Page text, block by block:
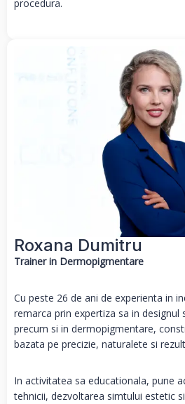
procedura.
Roxana Dumitru​
Trainer in Dermopigmentare
Cu peste 26 de ani de experienta in
remarca prin expertiza sa in designul
precum si in dermopigmentare,
bazata pe precizie, naturalete si
In activitatea sa educationala, pune
tehnicii, dezvoltarea simtului estetic